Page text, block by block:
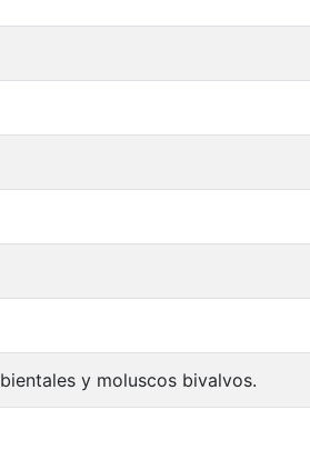
y moluscos bivalvos.